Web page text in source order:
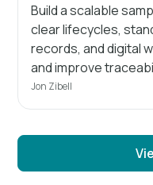
Build a scalable
clear lifecycles,
records, and digital
and improve
Jon Zibell